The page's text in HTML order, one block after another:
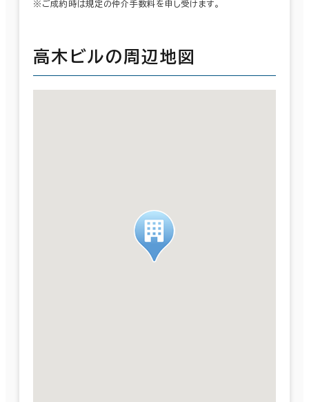
※ご成約時は規定の仲介手数料を申し受けます。
高木ビルの周辺地図